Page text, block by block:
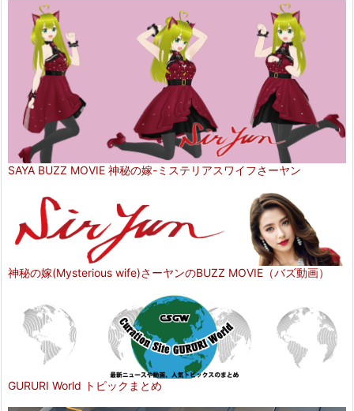
SAYA BUZZ MOVIE 神秘の嫁-ミステリアスワイフさーヤン
神秘の嫁(Mysterious wife)さーヤンのBUZZ MOVIE（バズ動画）
GURURI World トピックまとめ